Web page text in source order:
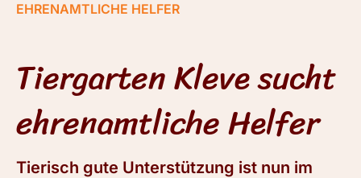
EHRENAMTLICHE HELFER
Tiergarten Kleve sucht
ehrenamtliche Helfer
Tierisch gute Unterstützung ist nun im